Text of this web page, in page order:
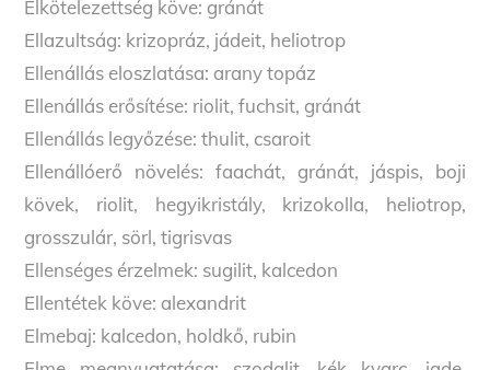
Elkötelezettség köve: gránát
Ellazultság: krizopráz, jádeit, heliotrop
Ellenállás eloszlatása: arany topáz
Ellenállás erősítése: riolit, fuchsit, gránát
Ellenállás legyőzése: thulit, csaroit
Ellenállóerő növelés: faachát, gránát, jáspis, boji
kövek, riolit, hegyikristály, krizokolla, heliotrop,
grosszulár, sörl, tigrisvas
Ellenséges érzelmek: sugilit, kalcedon
Ellentétek köve: alexandrit
Elmebaj: kalcedon, holdkő, rubin